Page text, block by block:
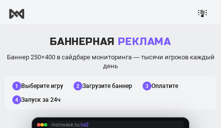
БАННЕРНАЯ РЕКЛАМА
Баннер 250×400 в сайдбаре мониторинга — тысячи игроков каждый
день
1 Выберите игру 2 Загрузите баннер 3 Оплатите
4 Запуск за 24ч
monwave.ru/cs2